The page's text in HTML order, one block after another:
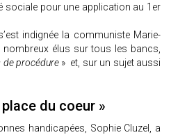
sociale pour une application au 1er
indignée la communiste Marie-
nombreux élus sur tous les bancs,
de procédure » et, sur un sujet aussi
du coeur »
handicapées, Sophie Cluzel, a